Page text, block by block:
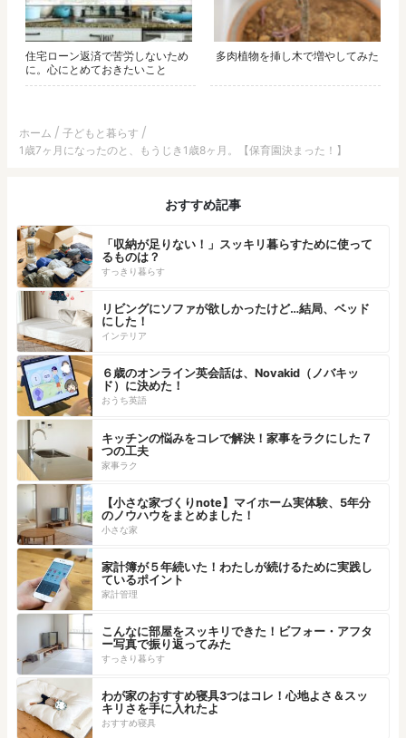
住宅ローン返済で苦労しないため
に。心にとめておきたいこと
多肉植物を挿し木で増やしてみた
ホーム
子どもと暮らす
1歳7ヶ月になったのと、もうじき1歳8ヶ月。【保育園決まった！】
おすすめ記事
「収納が足りない！」スッキリ暮らすために使って
るものは？
すっきり暮らす
リビングにソファが欲しかったけど…結局、ベッド
にした！
インテリア
６歳のオンライン英会話は、Novakid（ノバキッ
ド）に決めた！
おうち英語
キッチンの悩みをコレで解決！家事をラクにした７
つの工夫
家事ラク
【小さな家づくりnote】マイホーム実体験、5年分
のノウハウをまとめました！
小さな家
家計簿が５年続いた！わたしが続けるために実践し
ているポイント
家計管理
こんなに部屋をスッキリできた！ビフォー・アフタ
ー写真で振り返ってみた
すっきり暮らす
わが家のおすすめ寝具3つはコレ！心地よさ＆スッ
キリさを手に入れたよ
おすすめ寝具